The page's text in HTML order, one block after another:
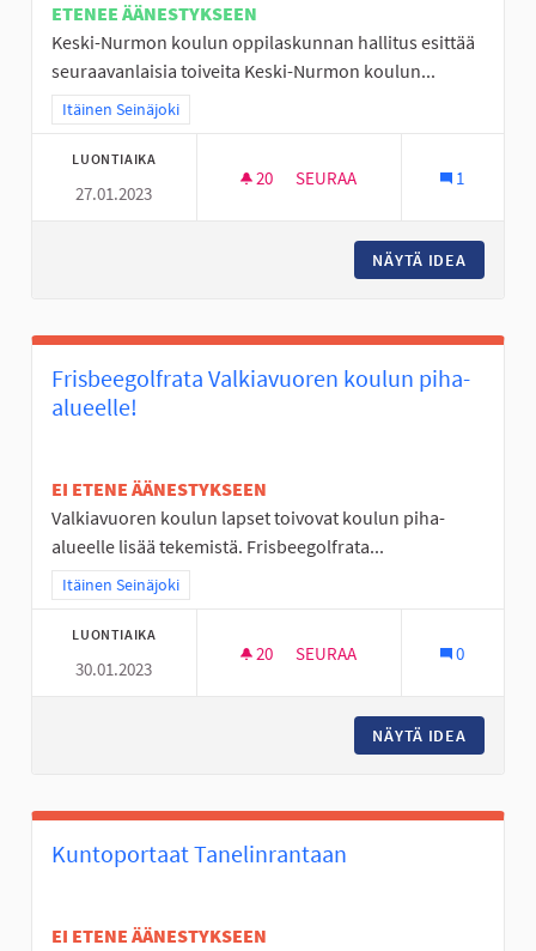
ETENEE ÄÄNESTYKSEEN
Keski-Nurmon koulun oppilaskunnan hallitus esittää
seuraavanlaisia toiveita Keski-Nurmon koulun...
Rajaa tulokset teeman mukaan: Itäinen Seinäjoki
Itäinen Seinäjoki
LUONTIAIKA
27.01.2023
20 20 SEURAAJAA
SEURAA 1
NÄYTÄ IDEA
Frisbeegolfrata Valkiavuoren koulun piha-
alueelle!
EI ETENE ÄÄNESTYKSEEN
Valkiavuoren koulun lapset toivovat koulun piha-
alueelle lisää tekemistä. Frisbeegolfrata...
Rajaa tulokset teeman mukaan: Itäinen Seinäjoki
Itäinen Seinäjoki
LUONTIAIKA
30.01.2023
20 20 SEURAAJAA
SEURAA 0
NÄYTÄ IDEA
Kuntoportaat Tanelinrantaan
EI ETENE ÄÄNESTYKSEEN